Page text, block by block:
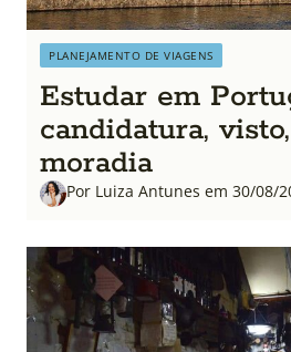
PLANEJAMENTO DE VIAGENS
Estudar em
candidatura,
moradia
Por Luiza Antunes em 30/08/